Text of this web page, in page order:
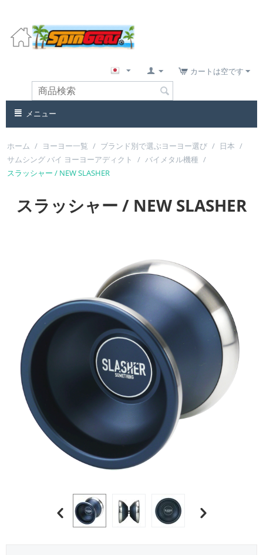
カートは空です
メニュー
ホーム / ヨーヨー一覧 / ブランド別で選ぶヨーヨー選び / 日本 /
サムシング バイ ヨーヨーアディクト
/ バイメタル機種 /
スラッシャー / NEW SLASHER
スラッシャー / NEW SLASHER